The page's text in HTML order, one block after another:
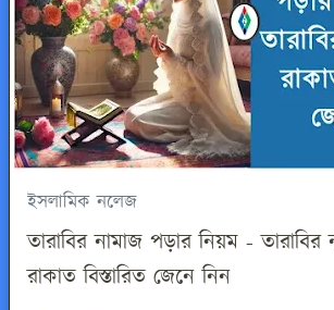
ইসলামিক নলেজ
তারাবির নামাজ পড়ার নিয়ম -
রাকাত বিস্তারিত জেনে নিন